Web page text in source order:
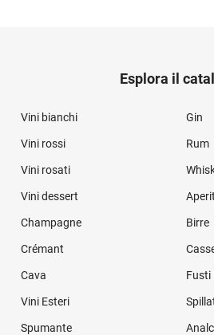
Esplora il
Vini bianchi Gin
Vini rossi Rum
Vini rosati
Vini dessert
Champagne Birre
Crémant
Cava Fusti
Vini Esteri
Spumante